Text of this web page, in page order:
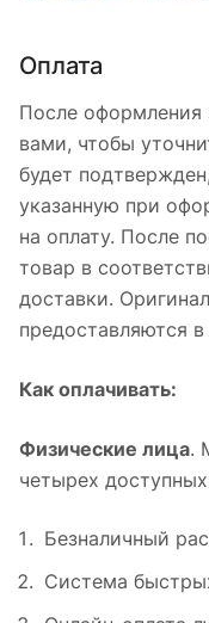
Оплата
После оформления
вами, чтобы
будет
указанную при
на оплату. После
товар в
доставки.
предоставляются
Как оплачивать:
Физические лица.
четырех
Безналичный
Система